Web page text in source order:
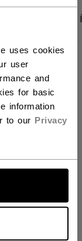
uses cookies
user
and
for basic
information
to our Privacy